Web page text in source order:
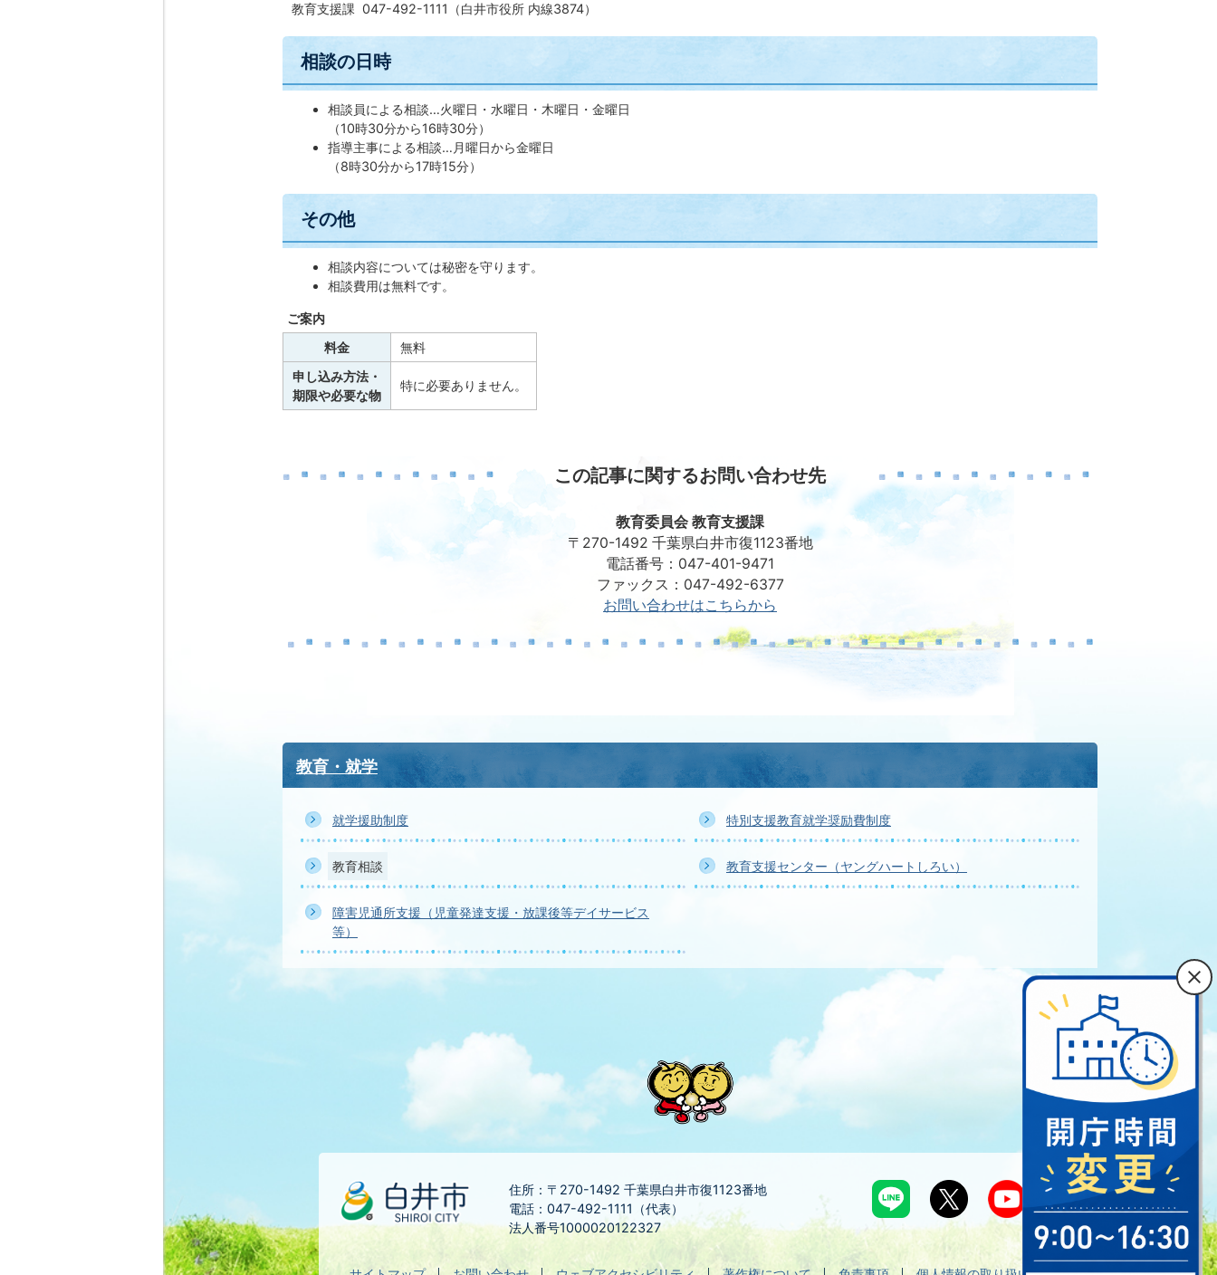
教育支援課 047-492-1111（白井市役所 内線3874）
相談の日時
相談員による相談…火曜日・水曜日・木曜日・金曜日
（10時30分から16時30分）
指導主事による相談…月曜日から金曜日
（8時30分から17時15分）
その他
相談内容については秘密を守ります。
相談費用は無料です。
ご案内
料金
無料
申し込み方法・
期限や必要な物
特に必要ありません。
この記事に関するお問い合わせ先
教育委員会 教育支援課
〒270-1492 千葉県白井市復1123番地
電話番号：047-401-9471
ファックス：047-492-6377
お問い合わせはこちらから
教育・就学
就学援助制度 特別支援教育就学奨励費制度
教育相談 教育支援センター（ヤングハートしろい）
障害児通所支援（児童発達支援・放課後等デイサービス
等）
住所：〒270-1492 千葉県白井市復1123番地
電話：047-492-1111（代表）
法人番号1000020122327